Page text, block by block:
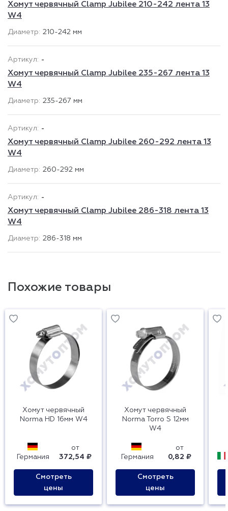
Хомут червячный Clamp Jubilee 210-242 лента 13
W4
210-242 мм
-
Хомут червячный Clamp Jubilee 235-267 лента 13
W4
235-267 мм
-
Хомут червячный Clamp Jubilee 260-292 лента 13
W4
260-292 мм
-
Хомут червячный Clamp Jubilee 286-318 лента 13
W4
286-318 мм
Похожие товары
Хомут червячный
Norma HD 16мм W4
Германия
от
372,54 ₽
Смотреть
цены
Хомут червячный
Norma Torro S 12мм
W4
Германия
от
0,82 ₽
Смотреть
цены